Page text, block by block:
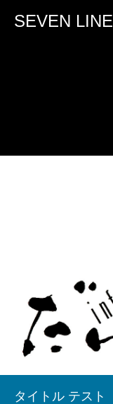
SEVEN LINE
タイトル テスト